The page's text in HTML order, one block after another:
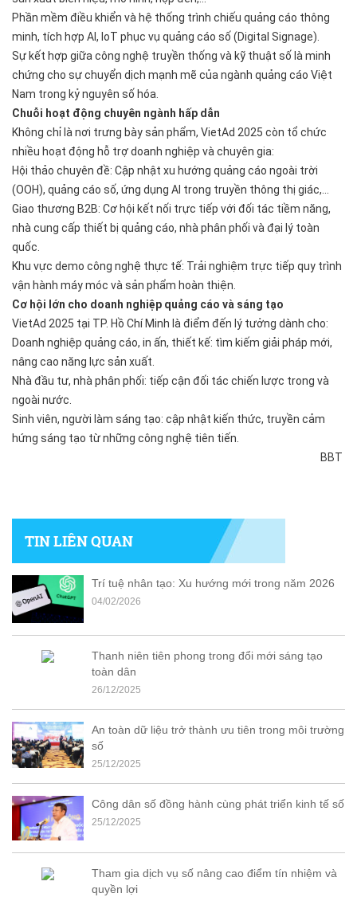
Phần mềm điều khiển và hệ thống trình chiếu quảng cáo thông
minh, tích hợp AI, IoT phục vụ quảng cáo số (Digital Signage).
Sự kết hợp giữa công nghệ truyền thống và kỹ thuật số là minh
chứng cho sự chuyển dịch mạnh mẽ của ngành quảng cáo Việt
Nam trong kỷ nguyên số hóa.
Chuỗi hoạt động chuyên ngành hấp dẫn
Không chỉ là nơi trưng bày sản phẩm, VietAd 2025 còn tổ chức
nhiều hoạt động hỗ trợ doanh nghiệp và chuyên gia:
Hội thảo chuyên đề: Cập nhật xu hướng quảng cáo ngoài trời
(OOH), quảng cáo số, ứng dụng AI trong truyền thông thị giác,...
Giao thương B2B: Cơ hội kết nối trực tiếp với đối tác tiềm năng,
nhà cung cấp thiết bị quảng cáo, nhà phân phối và đại lý toàn
quốc.
Khu vực demo công nghệ thực tế: Trải nghiệm trực tiếp quy trình
vận hành máy móc và sản phẩm hoàn thiện.
Cơ hội lớn cho doanh nghiệp quảng cáo và sáng tạo
VietAd 2025 tại TP. Hồ Chí Minh là điểm đến lý tưởng dành cho:
Doanh nghiệp quảng cáo, in ấn, thiết kế: tìm kiếm giải pháp mới,
nâng cao năng lực sản xuất.
Nhà đầu tư, nhà phân phối: tiếp cận đối tác chiến lược trong và
ngoài nước.
Sinh viên, người làm sáng tạo: cập nhật kiến thức, truyền cảm
hứng sáng tạo từ những công nghệ tiên tiến.
BBT
TIN LIÊN QUAN
Trí tuệ nhân tạo: Xu hướng mới trong năm 2026
04/02/2026
Thanh niên tiên phong trong đổi mới sáng tạo
toàn dân
26/12/2025
An toàn dữ liệu trở thành ưu tiên trong môi trường
số
25/12/2025
Công dân số đồng hành cùng phát triển kinh tế số
25/12/2025
Tham gia dịch vụ số nâng cao điểm tín nhiệm và
quyền lợi